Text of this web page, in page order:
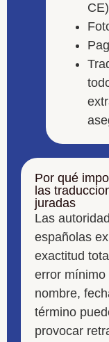
Por qué
las
juradas
Las
españolas
exactitud
error mínimo
nombre,
término
provocar